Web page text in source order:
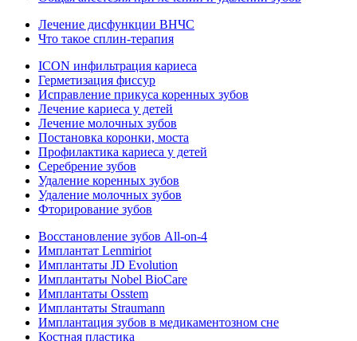
Лечение дисфункции ВНЧС
Что такое сплин-терапия
ICON инфильтрация кариеса
Герметизация фиссур
Исправление прикуса коренных зубов
Лечение кариеса у детей
Лечение молочных зубов
Постановка коронки, моста
Профилактика кариеса у детей
Серебрение зубов
Удаление коренных зубов
Удаление молочных зубов
Фторирование зубов
Восстановление зубов All‑on‑4
Имплантат Lenmiriot
Имплантаты JD Evolution
Имплантаты Nobel BioСare
Имплантаты Osstem
Имплантаты Straumann
Имплантация зубов в медикаментозном сне
Костная пластика